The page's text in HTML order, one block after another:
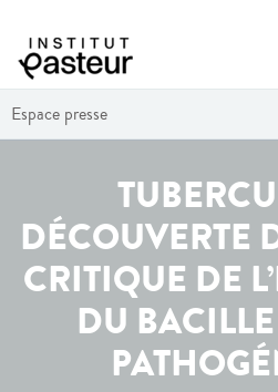
Espace presse
DÉCOUVERTE
CRITIQUE DE
DU